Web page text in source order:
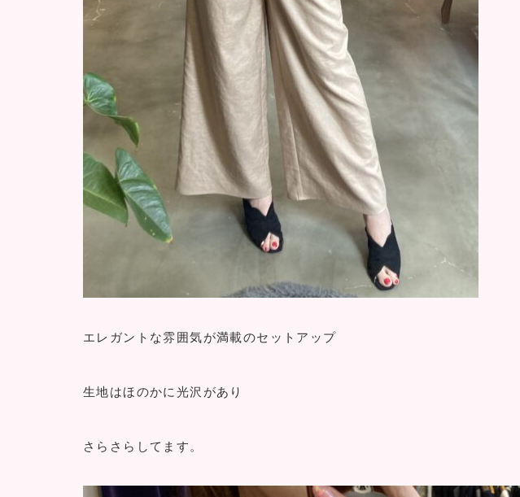
エレガントな雰囲気が満載のセットアップ
生地はほのかに光沢があり
さらさらしてます。